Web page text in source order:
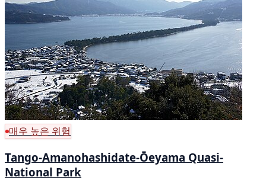
매우 높은 위험
Tango-Amanohashidate-Ōeyama Quasi-
National Park